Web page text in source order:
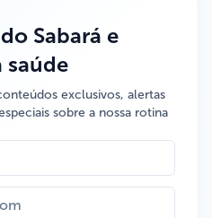
Sabará e
saúde
exclusivos, alertas
sobre a nossa rotina